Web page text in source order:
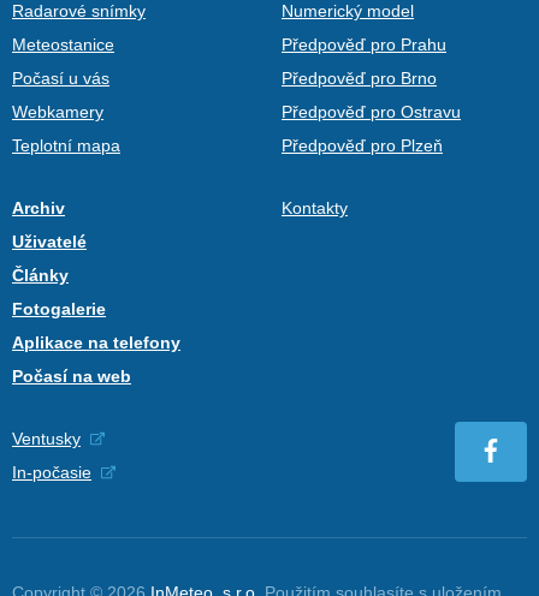
Radarové snímky
Meteostanice
Počasí u vás
Webkamery
Teplotní mapa
Numerický model
Předpověď pro Prahu
Předpověď pro Brno
Předpověď pro Ostravu
Předpověď pro Plzeň
Archiv
Uživatelé
Články
Fotogalerie
Aplikace na telefony
Počasí na web
Kontakty
Ventusky
In-počasie
Copyright © 2026 InMeteo, s.r.o. Použitím souhlasíte s uložením